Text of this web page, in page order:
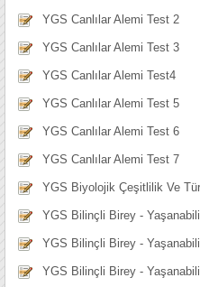
YGS Canlılar Alemi Test 2
YGS Canlılar Alemi Test 3
YGS Canlılar Alemi Test4
YGS Canlılar Alemi Test 5
YGS Canlılar Alemi Test 6
YGS Canlılar Alemi Test 7
YGS Biyolojik Çeşitlilik Ve
YGS Bilinçli Birey -
YGS Bilinçli Birey -
YGS Bilinçli Birey -